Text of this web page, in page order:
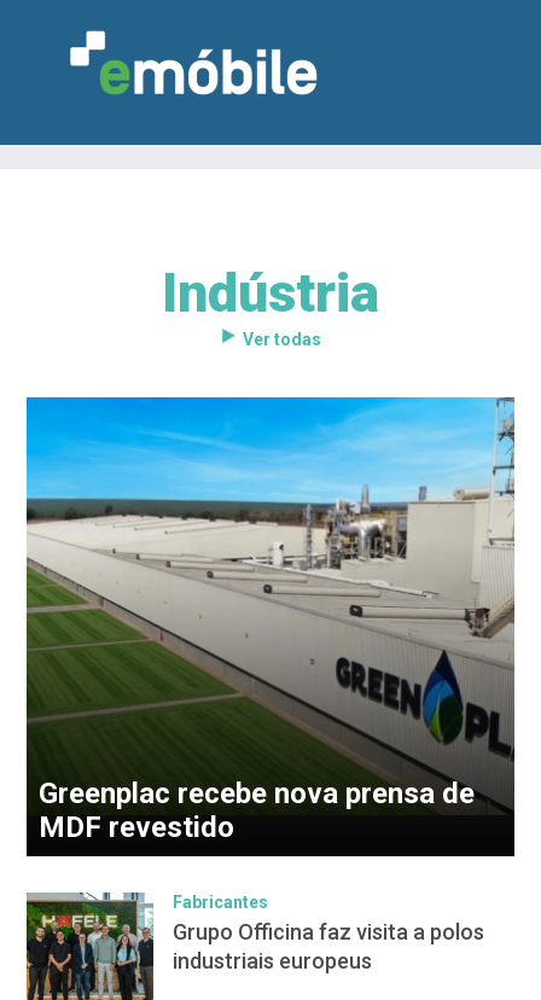
MARCENARIA
DESIGN & DECORAÇÃO
NOTÍCIAS
Indústria
Ver todas
Greenplac recebe nova prensa de
MDF revestido
Fabricantes
Grupo Officina faz visita a polos
industriais europeus